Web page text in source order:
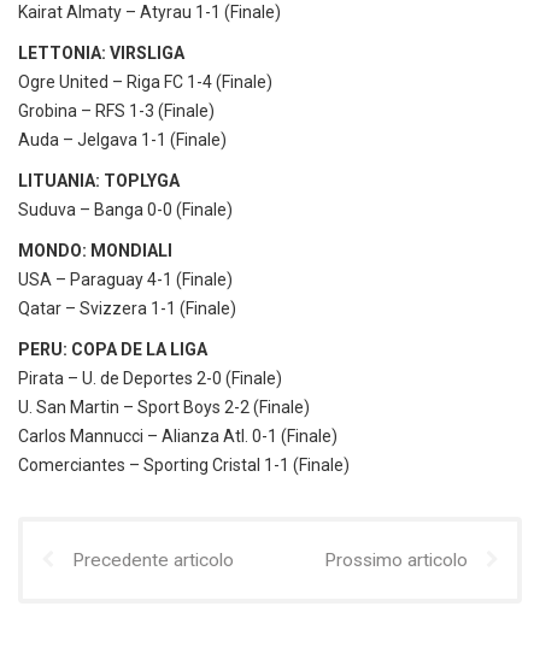
Kairat Almaty – Atyrau 1-1 (Finale)
LETTONIA: VIRSLIGA
Ogre United – Riga FC 1-4 (Finale)
Grobina – RFS 1-3 (Finale)
Auda – Jelgava 1-1 (Finale)
LITUANIA: TOPLYGA
Suduva – Banga 0-0 (Finale)
MONDO: MONDIALI
USA – Paraguay 4-1 (Finale)
Qatar – Svizzera 1-1 (Finale)
PERU: COPA DE LA LIGA
Pirata – U. de Deportes 2-0 (Finale)
U. San Martin – Sport Boys 2-2 (Finale)
Carlos Mannucci – Alianza Atl. 0-1 (Finale)
Comerciantes – Sporting Cristal 1-1 (Finale)
Precedente articolo Prossimo articolo